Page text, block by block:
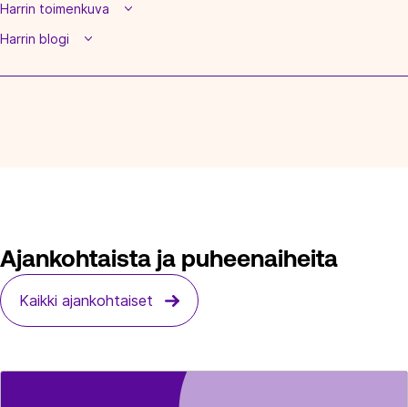
Harrin toimenkuva
Harrin blogi
Ajankohtaista ja puheenaiheita
Kaikki ajankohtaiset